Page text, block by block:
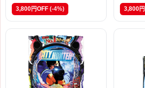
3,800円OFF (-4%) 3,800